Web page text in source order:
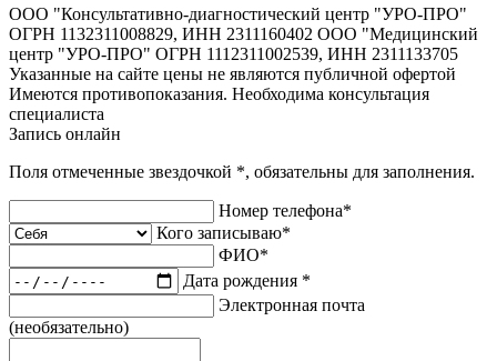
ООО "Консультативно-диагностический центр "УРО-ПРО"
ОГРН 1132311008829, ИНН 2311160402 ООО "Медицинский
центр "УРО-ПРО" ОГРН 1112311002539, ИНН 2311133705
Указанные на сайте цены не являются публичной офертой
Имеются противопоказания. Необходима консультация
специалиста
Запись онлайн
Поля отмеченные звездочкой *, обязательны для заполнения.
Номер телефона*
Кого записываю*
ФИО*
Дата рождения *
Электронная почта
(необязательно)